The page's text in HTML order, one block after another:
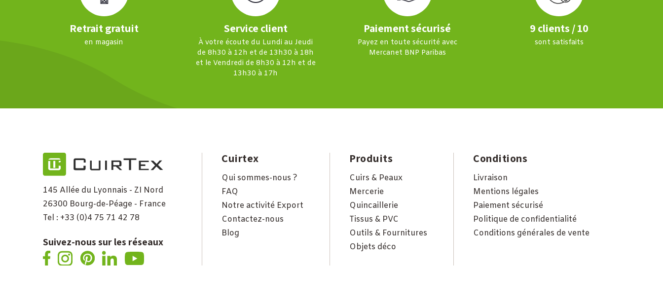
Retrait gratuit
en magasin
Service client
À votre écoute du Lundi au Jeudi
de 8h30 à 12h et de 13h30 à 18h
et le Vendredi de 8h30 à 12h et de
13h30 à 17h
Paiement sécurisé
Payez en toute sécurité avec
Mercanet BNP Paribas
9 clients / 10
sont satisfaits
145 Allée du Lyonnais - ZI Nord
26300 Bourg-de-Péage - France
Tel : +33 (0)4 75 71 42 78
Suivez-nous sur les réseaux
Cuirtex
Qui sommes-nous ?
FAQ
Notre activité Export
Contactez-nous
Blog
Produits
Cuirs & Peaux
Mercerie
Quincaillerie
Tissus & PVC
Outils & Fournitures
Objets déco
Conditions
Livraison
Mentions légales
Paiement sécurisé
Politique de confidentialité
Conditions générales de vente